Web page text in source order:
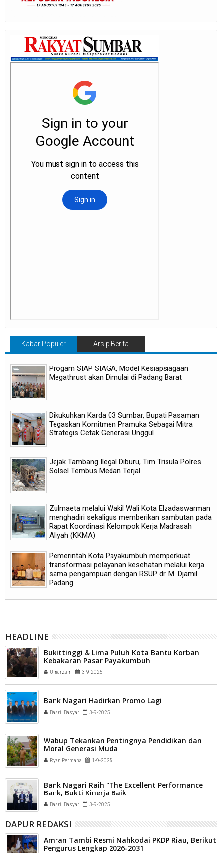
Kabar Populer Arsip Berita
Progam SIAP SIAGA, Model Kesiapsiagaan
Megathrust akan Dimulai di Padang Barat
Dikukuhkan Karda 03 Sumbar, Bupati Pasaman
Tegaskan Komitmen Pramuka Sebagai Mitra
Strategis Cetak Generasi Unggul
Jejak Tambang Ilegal Diburu, Tim Trisula Polres
Solsel Tembus Medan Terjal.
Zulmaeta melalui Wakil Wali Kota Elzadaswarman
menghadiri sekaligus memberikan sambutan pada
Rapat Koordinasi Kelompok Kerja Madrasah
Aliyah (KKMA)
Pemerintah Kota Payakumbuh memperkuat
transformasi pelayanan kesehatan melalui kerja
sama pengampuan dengan RSUP dr. M. Djamil
Padang
HEADLINE
Bukittinggi & Lima Puluh Kota Bantu Korban
Kebakaran Pasar Payakumbuh
Umarzam 3-9-2025
Bank Nagari Hadirkan Promo Lagi
Basril Basyar 3-9-2025
Wabup Tekankan Pentingnya Pendidikan dan
Moral Generasi Muda
Ryan Permana 1-9-2025
Bank Nagari Raih "The Excellent Performance
Bank, Bukti Kinerja Baik
Basril Basyar 3-9-2025
DAPUR REDAKSI
Amran Tambi Resmi Nahkodai PKDP Riau, Berikut
Pengurus Lengkap 2026-2031